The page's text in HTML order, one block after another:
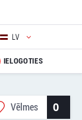
LV
IELOGOTIES
Vēlmes 0